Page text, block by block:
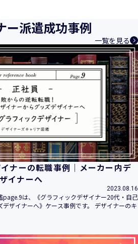
人情報及び特定個人情報などを、人
紹介サービス、請負サービス、その
活躍の場の創造」と「就業の機会の
。また、従業者の情報及び特定個人
利用します。これらから当社にとっ
情報の保護が重大な責務であると同
護を徹底することは企業の社会的責
そこで、個人情報保護理念と自ら定
社会的使命を十分に認識し、本人の
関する法規制等を遵守致します。
具現化するための個人情報保護マネ
し、最新のＩＴ技術の動向、社会的
変動等を常に認識しながら、その継
て取り組むことをここに宣言致しま
切な個人情報の取得・利用及び提供
目的の達成に必要な範囲を超えた個
せん。また、そのための措置を講じ
に関する法令、国が定める指針その
ー派遣成功事例
一覧を見る
ナーの転職事例｜メーカー内デ
イナーへ
2023.08.16
は、《グラフィックデザイナー20代・自己
ザイナーへ》ケース事例です。 デザイナーのキ